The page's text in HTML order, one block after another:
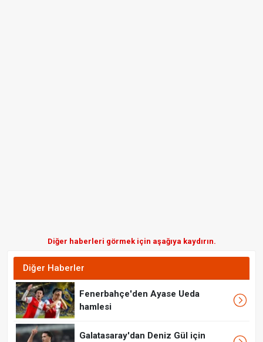
Diğer haberleri görmek için aşağıya kaydırın.
Diğer Haberler
Fenerbahçe'den Ayase Ueda
hamlesi
Galatasaray'dan Deniz Gül için